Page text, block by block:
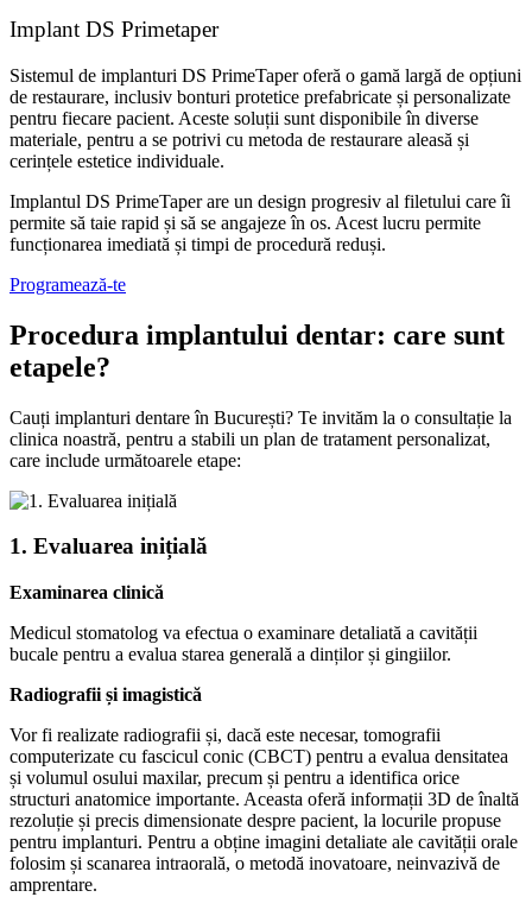
Implant DS Primetaper
Sistemul de implanturi DS PrimeTaper oferă o gamă largă de opțiuni
de restaurare, inclusiv bonturi protetice prefabricate și personalizate
pentru fiecare pacient. Aceste soluții sunt disponibile în diverse
materiale, pentru a se potrivi cu metoda de restaurare aleasă și
cerințele estetice individuale.
Implantul DS PrimeTaper are un design progresiv al filetului care îi
permite să taie rapid și să se angajeze în os. Acest lucru permite
funcționarea imediată și timpi de procedură reduși.
Programează-te
Procedura implantului dentar: care sunt
etapele?
Cauți implanturi dentare în București? Te invităm la o consultație la
clinica noastră, pentru a stabili un plan de tratament personalizat,
care include următoarele etape:
1. Evaluarea inițială
Examinarea clinică
Medicul stomatolog va efectua o examinare detaliată a cavității
bucale pentru a evalua starea generală a dinților și gingiilor.
Radiografii și imagistică
Vor fi realizate radiografii și, dacă este necesar, tomografii
computerizate cu fascicul conic (CBCT) pentru a evalua densitatea
și volumul osului maxilar, precum și pentru a identifica orice
structuri anatomice importante. Aceasta oferă informații 3D de înaltă
rezoluție și precis dimensionate despre pacient, la locurile propuse
pentru implanturi. Pentru a obține imagini detaliate ale cavității orale
folosim și scanarea intraorală, o metodă inovatoare, neinvazivă de
amprentare.